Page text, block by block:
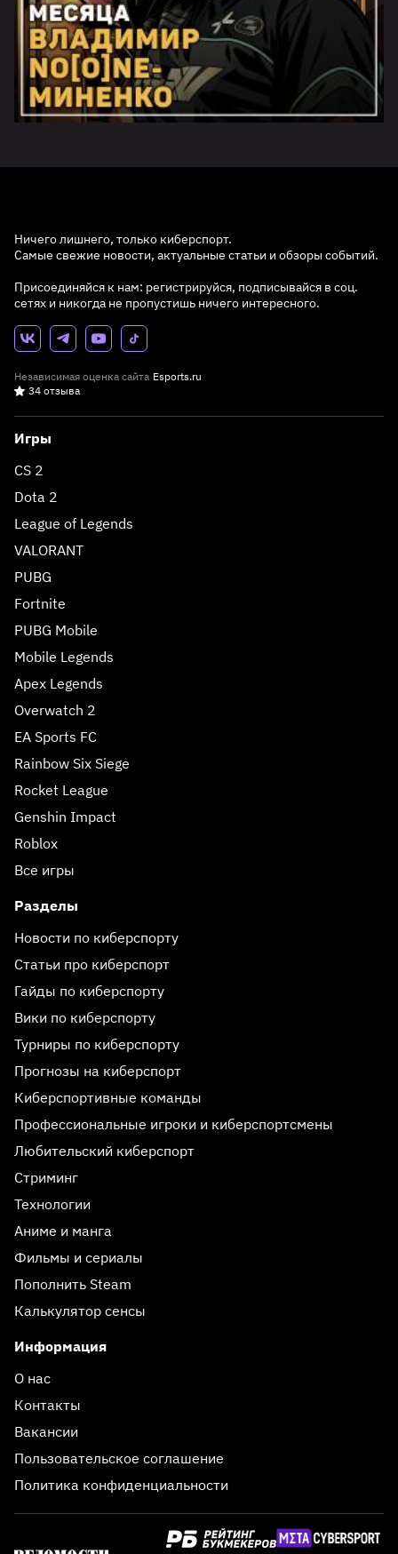
Ничего лишнего, только киберспорт.
Самые свежие новости, актуальные статьи и обзоры событий.
Присоединяйся к нам: регистрируйся, подписывайся в соц.
сетях и никогда не пропустишь ничего интересного.
Независимая оценка сайта Esports.ru
34 отзыва
Игры
CS 2
Dota 2
League of Legends
VALORANT
PUBG
Fortnite
PUBG Mobile
Mobile Legends
Apex Legends
Overwatch 2
EA Sports FC
Rainbow Six Siege
Rocket League
Genshin Impact
Roblox
Все игры
Разделы
Новости по киберспорту
Статьи про киберспорт
Гайды по киберспорту
Вики по киберспорту
Турниры по киберспорту
Прогнозы на киберспорт
Киберспортивные команды
Профессиональные игроки и киберспортсмены
Любительский киберспорт
Стриминг
Технологии
Аниме и манга
Фильмы и сериалы
Пополнить Steam
Калькулятор сенсы
Информация
О нас
Контакты
Вакансии
Пользовательское соглашение
Политика конфиденциальности